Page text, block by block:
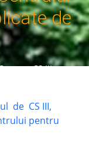
de
CS III,
de CS III,
pentru